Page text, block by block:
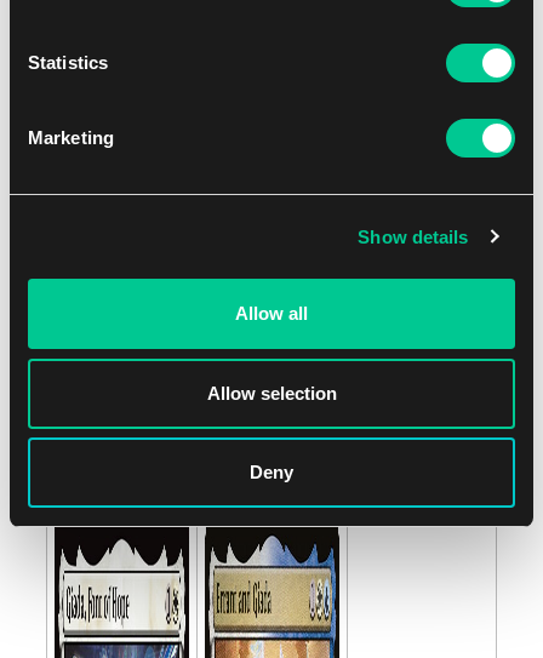
Statistics
Marketing
Show details
Allow all
Allow selection
Deny